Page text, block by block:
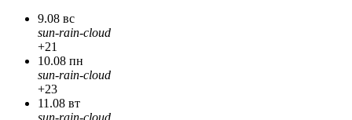
9.08 вс
sun-rain-cloud
+21
10.08 пн
sun-rain-cloud
+23
11.08 вт
sun-rain-cloud